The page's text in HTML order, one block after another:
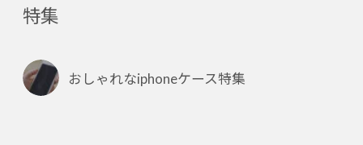
特集
おしゃれなiphoneケース特集